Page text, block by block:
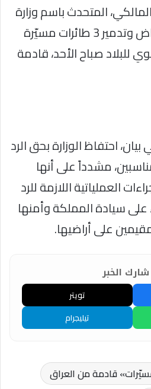
المتحدث باسم وزارة
الدفاع السعودية، اعتراض وتدمير 3 طائرات مسيّرة
للبلاد صباح الأحد، قادمة
احتفاظ الوزارة بحق الرد
مشدداً على أنها
العملياتية اللازمة للرد
سيادة المملكة وأمنها
على أراضيها.
شارك الخبر
تويتر
تيليجرام